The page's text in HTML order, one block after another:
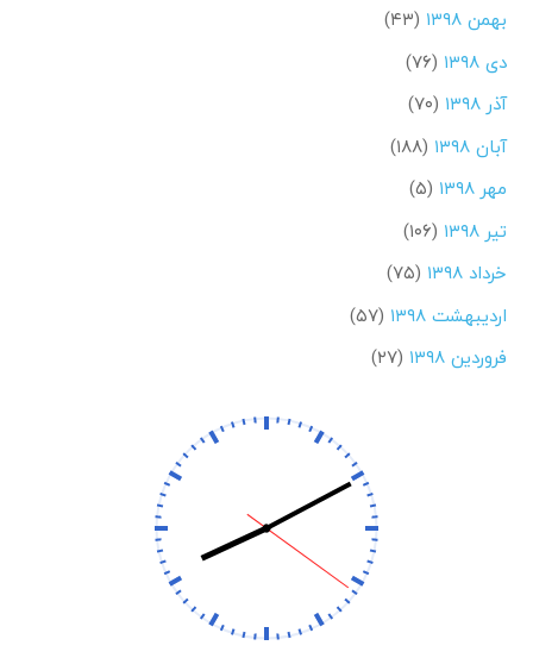
بهمن ۱۳۹۸
(۴۳)
دی ۱۳۹۸
(۷۶)
آذر ۱۳۹۸
(۷۰)
آبان ۱۳۹۸
(۱۸۸)
مهر ۱۳۹۸
(۵)
تیر ۱۳۹۸
(۱۰۶)
خرداد ۱۳۹۸
(۷۵)
اردیبهشت ۱۳۹۸
(۵۷)
فروردین ۱۳۹۸
(۲۷)